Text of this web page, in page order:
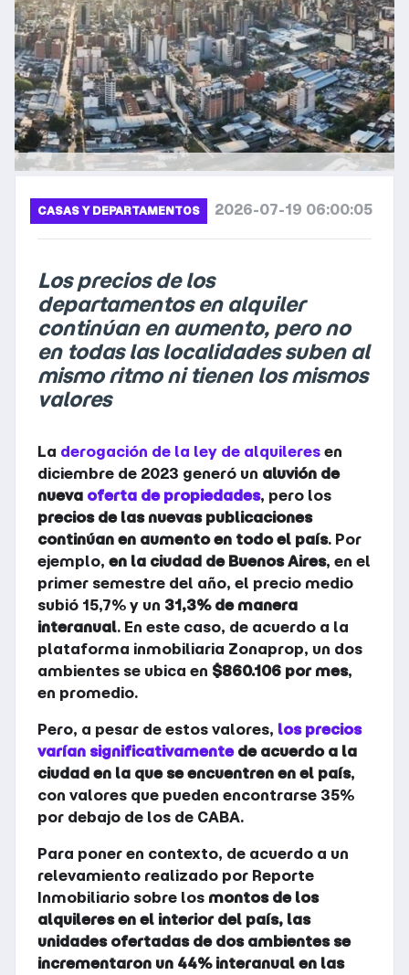
CASAS Y DEPARTAMENTOS 2026-07-19 06:00:05
Los precios de los
departamentos en alquiler
continúan en aumento, pero no
en todas las localidades suben al
mismo ritmo ni tienen los mismos
valores
La derogación de la ley de alquileres en
diciembre de 2023 generó un aluvión de
nueva oferta de propiedades, pero los
precios de las nuevas publicaciones
continúan en aumento en todo el país. Por
ejemplo, en la ciudad de Buenos Aires, en el
primer semestre del año, el precio medio
subió 15,7% y un 31,3% de manera
interanual. En este caso, de acuerdo a la
plataforma inmobiliaria Zonaprop, un dos
ambientes se ubica en $860.106 por mes,
en promedio.
Pero, a pesar de estos valores, los precios
varían significativamentede acuerdo a la
ciudad en la que se encuentren en el país,
con valores que pueden encontrarse 35%
por debajo de los de CABA.
Para poner en contexto, de acuerdo a un
relevamiento realizado por Reporte
Inmobiliario sobre los montos de los
alquileres en el interior del país, las
unidades ofertadas de dos ambientes se
incrementaron un 44% interanual en las